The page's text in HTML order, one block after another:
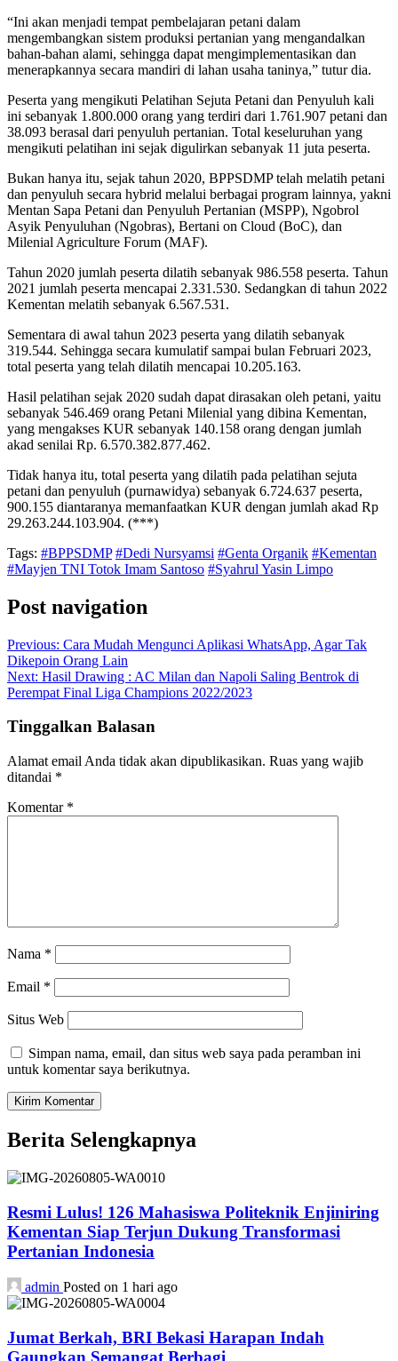
“Ini akan menjadi tempat pembelajaran petani dalam
mengembangkan sistem produksi pertanian yang mengandalkan
bahan-bahan alami, sehingga dapat mengimplementasikan dan
menerapkannya secara mandiri di lahan usaha taninya,” tutur dia.
Peserta yang mengikuti Pelatihan Sejuta Petani dan Penyuluh kali
ini sebanyak 1.800.000 orang yang terdiri dari 1.761.907 petani dan
38.093 berasal dari penyuluh pertanian. Total keseluruhan yang
mengikuti pelatihan ini sejak digulirkan sebanyak 11 juta peserta.
Bukan hanya itu, sejak tahun 2020, BPPSDMP telah melatih petani
dan penyuluh secara hybrid melalui berbagai program lainnya, yakni
Mentan Sapa Petani dan Penyuluh Pertanian (MSPP), Ngobrol
Asyik Penyuluhan (Ngobras), Bertani on Cloud (BoC), dan
Milenial Agriculture Forum (MAF).
Tahun 2020 jumlah peserta dilatih sebanyak 986.558 peserta. Tahun
2021 jumlah peserta mencapai 2.331.530. Sedangkan di tahun 2022
Kementan melatih sebanyak 6.567.531.
Sementara di awal tahun 2023 peserta yang dilatih sebanyak
319.544. Sehingga secara kumulatif sampai bulan Februari 2023,
total peserta yang telah dilatih mencapai 10.205.163.
Hasil pelatihan sejak 2020 sudah dapat dirasakan oleh petani, yaitu
sebanyak 546.469 orang Petani Milenial yang dibina Kementan,
yang mengakses KUR sebanyak 140.158 orang dengan jumlah
akad senilai Rp. 6.570.382.877.462.
Tidak hanya itu, total peserta yang dilatih pada pelatihan sejuta
petani dan penyuluh (purnawidya) sebanyak 6.724.637 peserta,
900.155 diantaranya memanfaatkan KUR dengan jumlah akad Rp
29.263.244.103.904. (***)
Tags: #BPPSDMP #Dedi Nursyamsi #Genta Organik #Kementan
#Mayjen TNI Totok Imam Santoso #Syahrul Yasin Limpo
Post navigation
Previous: Cara Mudah Mengunci Aplikasi WhatsApp, Agar Tak
Dikepoin Orang Lain
Next: Hasil Drawing : AC Milan dan Napoli Saling Bentrok di
Perempat Final Liga Champions 2022/2023
Tinggalkan Balasan
Alamat email Anda tidak akan dipublikasikan. Ruas yang wajib
ditandai *
Komentar *
Nama *
Email *
Situs Web
Simpan nama, email, dan situs web saya pada peramban ini
untuk komentar saya berikutnya.
Berita Selengkapnya
Resmi Lulus! 126 Mahasiswa Politeknik Enjiniring
Kementan Siap Terjun Dukung Transformasi
Pertanian Indonesia
admin Posted on 1 hari ago
Jumat Berkah, BRI Bekasi Harapan Indah
Gaungkan Semangat Berbagi